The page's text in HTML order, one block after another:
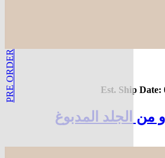
PRE ORDER Est. Ship Date:
من الجلد المدبوغ